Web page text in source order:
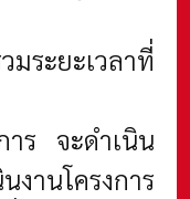
ระยะเวลาที่
าร จะดำเนิน
านโครงการ